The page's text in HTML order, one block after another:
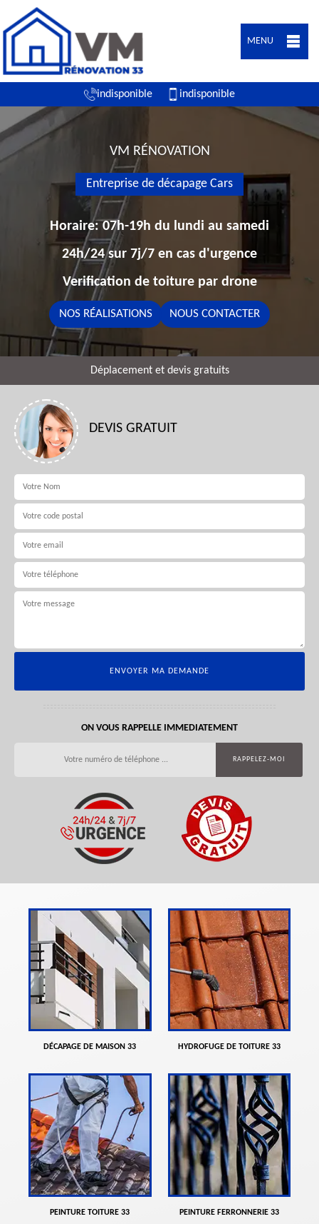
MENU
indisponible indisponible
VM RÉNOVATION
Entreprise de décapage Cars
Horaire: 07h-19h du lundi au samedi
24h/24 sur 7j/7 en cas d'urgence
Verification de toiture par drone
NOS RÉALISATIONS NOUS CONTACTER
Déplacement et devis gratuits
DEVIS GRATUIT
ON VOUS RAPPELLE IMMEDIATEMENT
DÉCAPAGE DE MAISON 33 HYDROFUGE DE TOITURE 33
PEINTURE TOITURE 33 PEINTURE FERRONNERIE 33